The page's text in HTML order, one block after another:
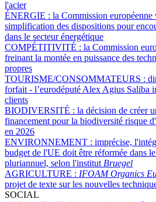
l'acier
ÉNERGIE : la Commission
simplification des dispositions pour
dans le secteur énergétique
COMPÉTITIVITÉ : la Commission
freinant la montée en puissance des
propres
TOURISME/CONSOMMATEURS :
forfait - l’eurodéputé Alex Agius Saliba
clients
BIODIVERSITÉ : la décision de créer
financement pour la biodiversité risque
en 2026
ENVIRONNEMENT : imprécise,
budget de l'UE doit être réformée dans
pluriannuel, selon l'institut Bruegel
AGRICULTURE : IFOAM Organics
projet de texte sur les nouvelles
SOCIAL